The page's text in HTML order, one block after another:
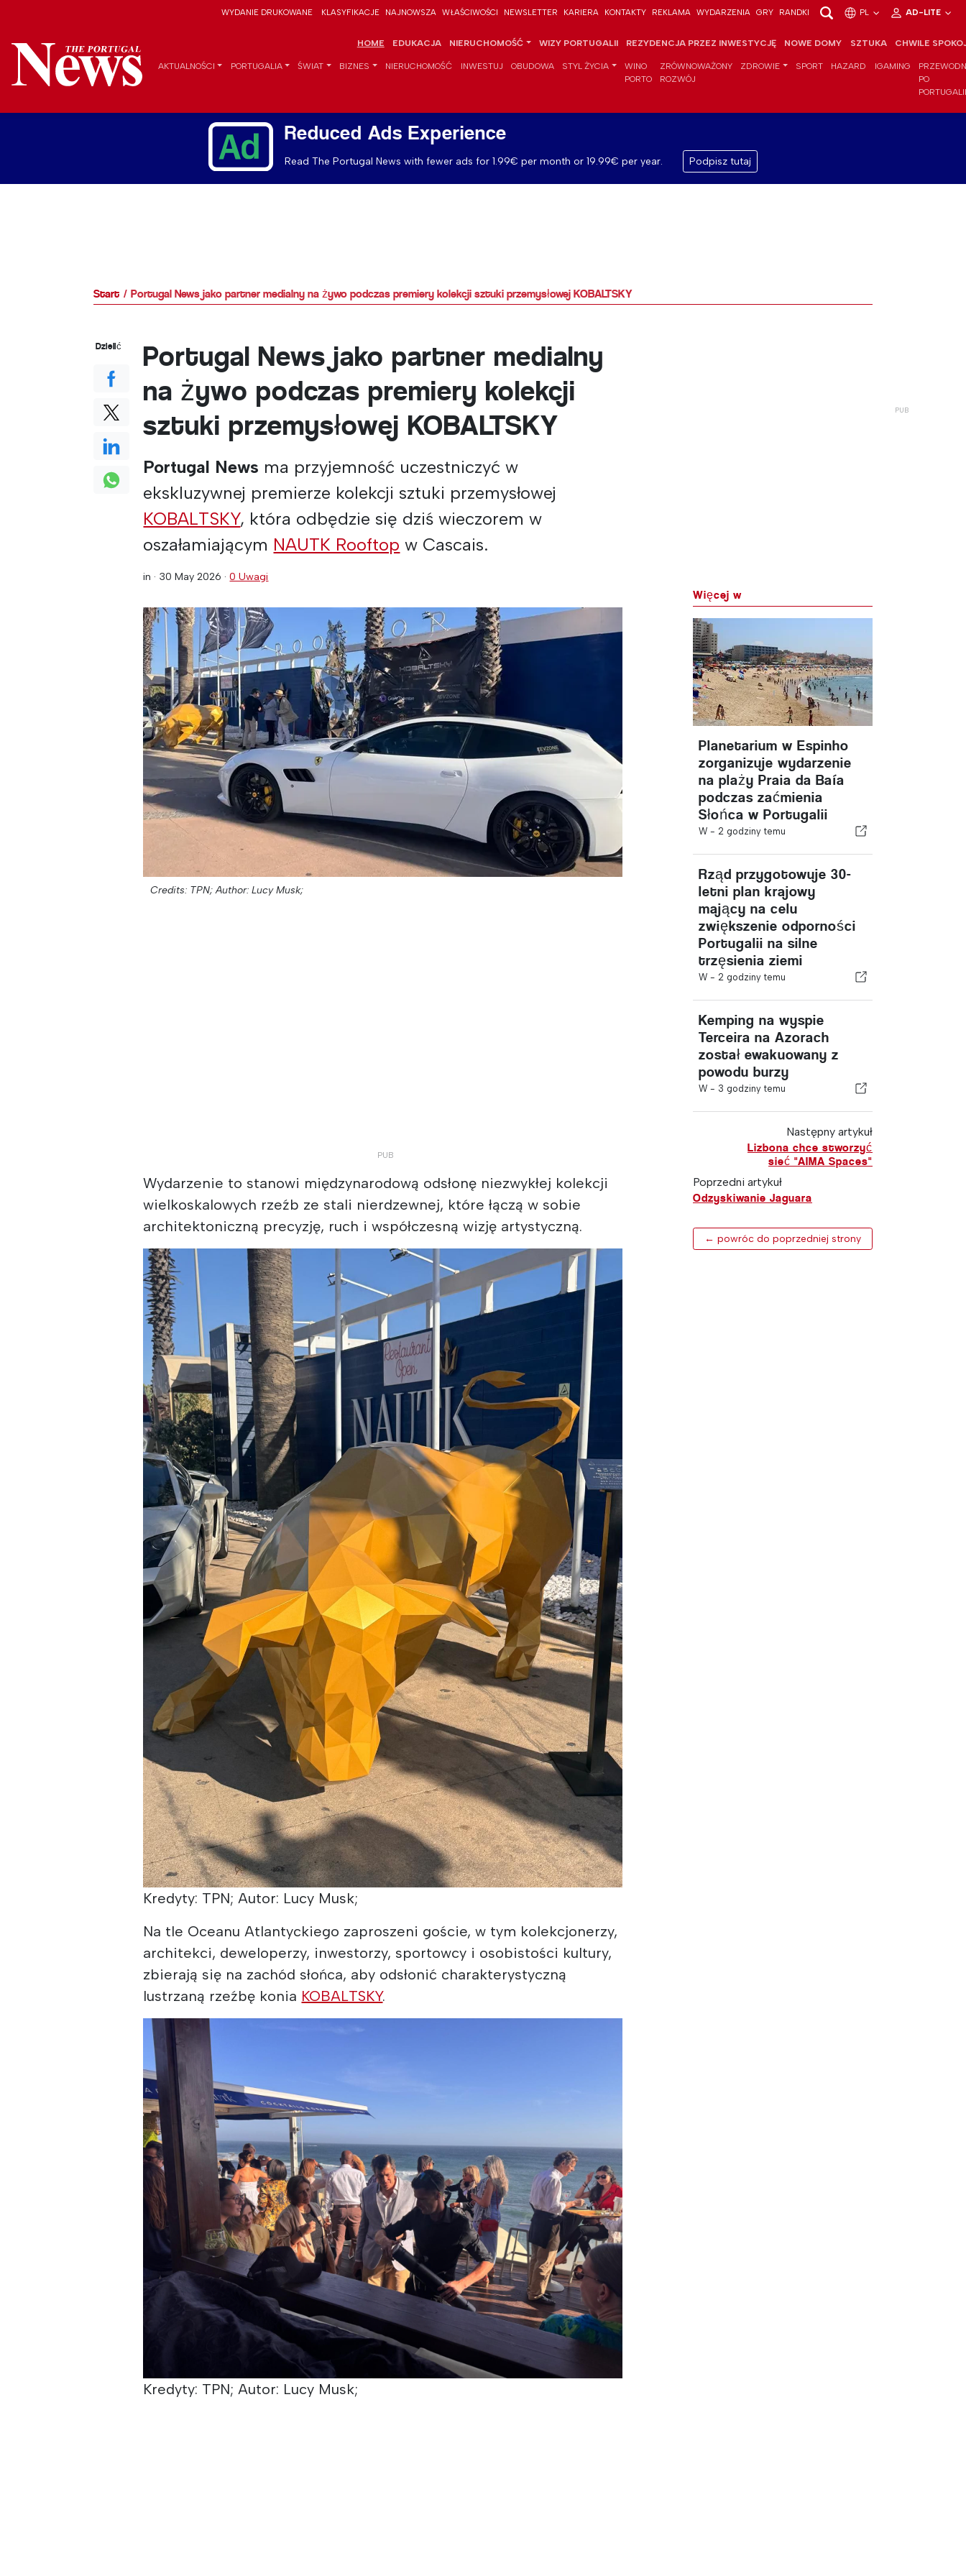
WYDANIE DRUKOWANE KLASYFIKACJE NAJNOWSZA WŁAŚCIWOŚCI NEWSLETTER KARIERA KONTAKTY REKLAMA WYDARZENIA GRY RANDKI PL AD-LITE
HOME EDUKACJA NIERUCHOMOŚĆ WIZY PORTUGALII REZYDENCJA PRZEZ INWESTYCJĘ NOWE DOMY SZTUKA CHWILE
AKTUALNOŚCI PORTUGALIA ŚWIAT BIZNES NIERUCHOMOŚĆ INWESTUJ OBUDOWA STYL ŻYCIA
WINO
PORTO
ZRÓWNOWAŻONY
ROZWÓJ
ZDROWIE SPORT HAZARD IGAMING
PO
PORTUGALII
Reduced Ads Experience
Read The Portugal News with fewer ads for 1.99€ per month or 19.99€ per year. Podpisz tutaj
Start Portugal News jako partner medialny na żywo podczas premiery kolekcji sztuki przemysłowej KOBALTSKY
Portugal News jako partner medialny
na żywo podczas premiery kolekcji
sztuki przemysłowej KOBALTSKY
Portugal News ma przyjemność uczestniczyć w
ekskluzywnej premierze kolekcji sztuki przemysłowej
KOBALTSKY, która odbędzie się dziś wieczorem w
oszałamiającym NAUTK Rooftop w Cascais.
in · 30 May 2026 ·0 Uwagi
Credits: TPN; Author: Lucy Musk;
Wydarzenie to stanowi międzynarodową odsłonę niezwykłej kolekcji
wielkoskalowych rzeźb ze stali nierdzewnej, które łączą w sobie
architektoniczną precyzję, ruch i współczesną wizję artystyczną.
Kredyty: TPN; Autor: Lucy Musk;
Na tle Oceanu Atlantyckiego zaproszeni goście, w tym kolekcjonerzy,
architekci, deweloperzy, inwestorzy, sportowcy i osobistości kultury,
zbierają się na zachód słońca, aby odsłonić charakterystyczną
lustrzaną rzeźbę konia KOBALTSKY.
Kredyty: TPN; Autor: Lucy Musk;
Dzielić
Więcej w
Planetarium w Espinho
zorganizuje wydarzenie
na plaży Praia da Baía
podczas zaćmienia
Słońca w Portugalii
W - 2 godziny temu
Rząd przygotowuje 30-
letni plan krajowy
mający na celu
zwiększenie odporności
Portugalii na silne
trzęsienia ziemi
W - 2 godziny temu
Kemping na wyspie
Terceira na Azorach
został ewakuowany z
powodu burzy
W - 3 godziny temu
Następny artykuł
Lizbona chce stworzyć
sieć "AIMA Spaces"
Poprzedni artykuł
Odzyskiwanie Jaguara
← powróc do poprzedniej strony